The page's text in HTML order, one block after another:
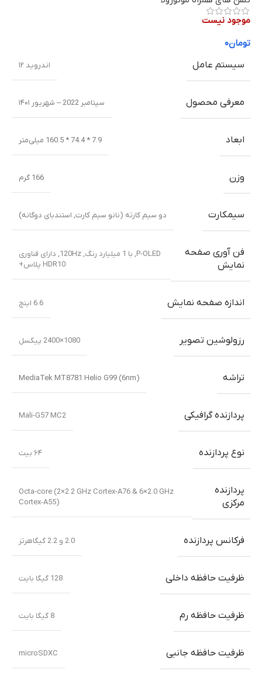
موجود نیست
تومان۰
سیستم عامل
اندروید ۱۲
معرفی محصول سپتامبر 2022 – شهریور ۱۴۰۱
ابعاد 7.9 * 74.4 * 160.5 میلی‌متر
وزن 166 گرم
سیمکارت دو سیم کارته (نانو سیم کارت, استندبای دوگانه)
فن آوری صفحه
نمایش
P-OLED, با 1 میلیارد رنگ, 120Hz, دارای فناوری
HDR10 پلاس+
اندازه صفحه نمایش 6.6 اینچ
رزولوشین تصویر 1080×2400 پیکسل
تراشه MediaTek MT8781 Helio G99 (6nm)
پردازنده گرافیکی Mali-G57 MC2
نوع پردازنده ۶۴ بیت
پردازنده
مرکزی
Octa-core (2×2.2 GHz Cortex-A76 & 6×2.0 GHz
Cortex-A55)
فرکانس پردازنده 2.0 و 2.2 گیگاهرتز
ظرفیت حافظه داخلی 128 گیگا بایت
ظرفیت حافظه رم 8 گیگا بایت
ظرفیت حافظه جانبی microSDXC